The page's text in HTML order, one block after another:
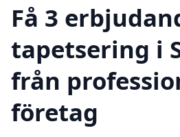
Få 3
tapetsering i
från
företag